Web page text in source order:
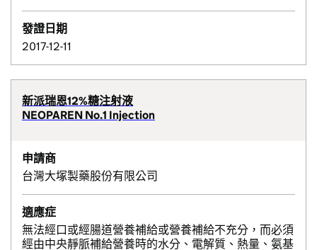
發證日期
2017-12-11
新派瑞恩12%糖注射液
NEOPAREN No.1 Injection
申請商
台灣大塚製藥股份有限公司
適應症
無法經口或經腸道營養補給或營養補給不充分，而必須
經由中央靜脈補給營養時的水分、電解質、熱量、氨基